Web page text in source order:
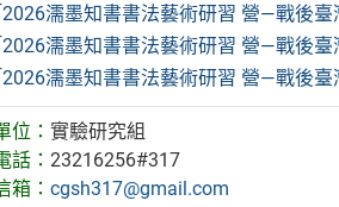
2026濡墨知書書法藝術研習 營—戰後
2026濡墨知書書法藝術研習 營—戰後
2026濡墨知書書法藝術研習 營—戰後
位：實驗研究組
話：23216256#317
箱：cgsh317@gmail.com